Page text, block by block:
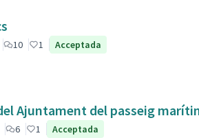
10 1 Acceptada
Ajuntament del passeig
6 1 Acceptada